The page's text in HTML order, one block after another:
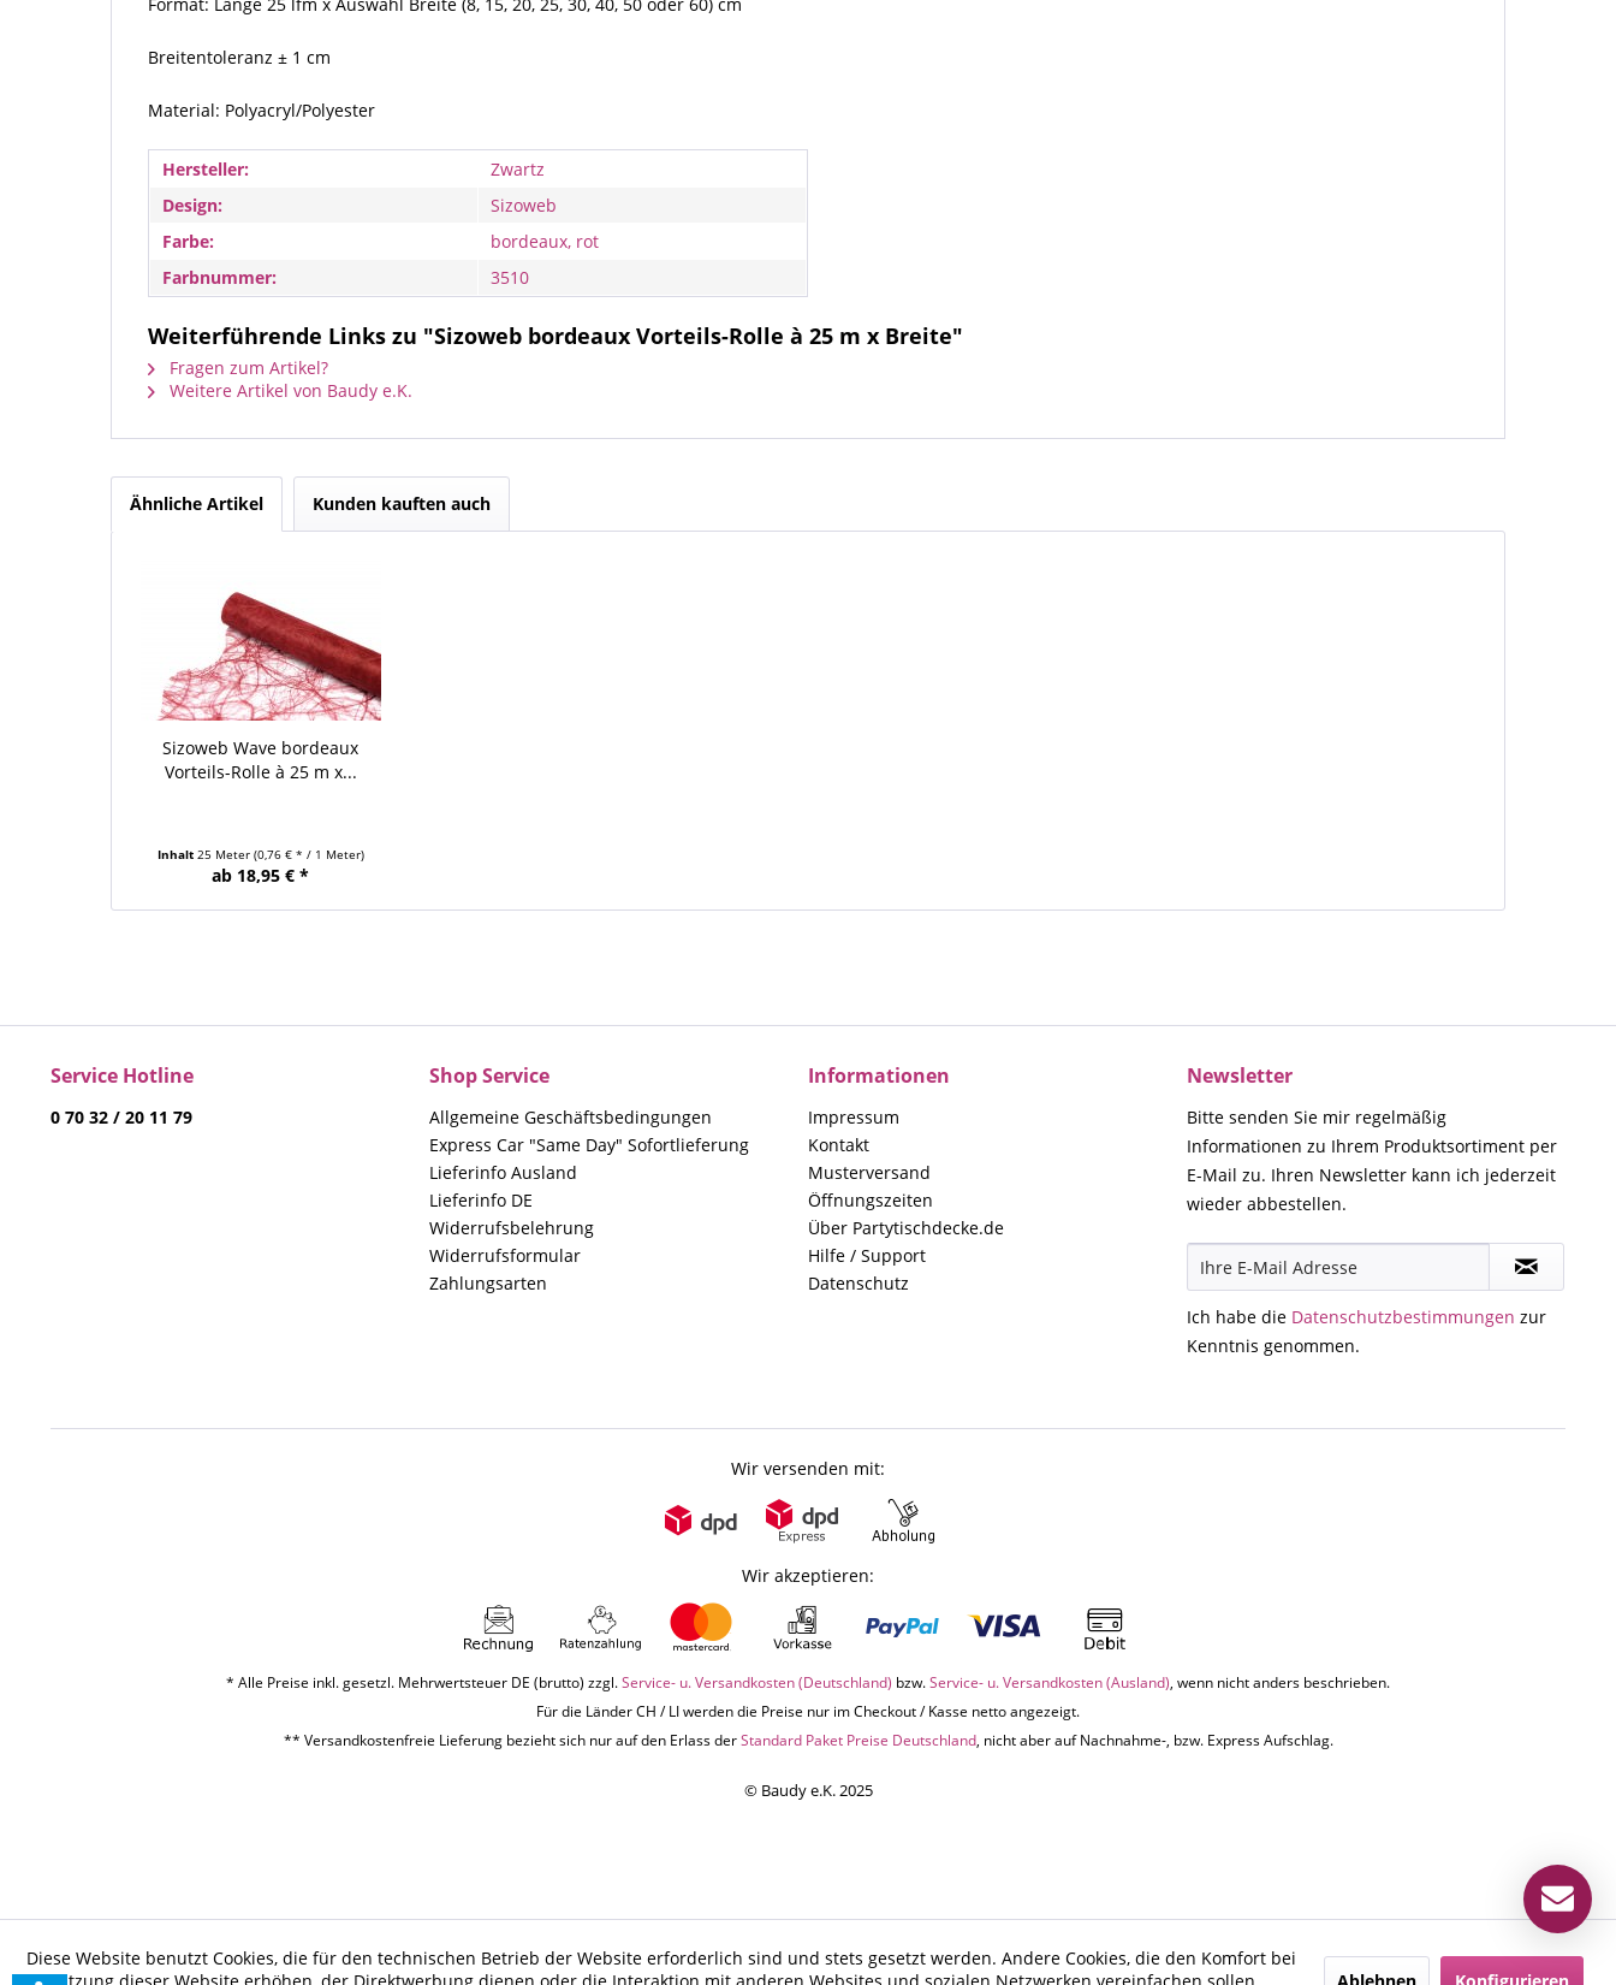
Breitentoleranz ± 1 cm
Material: Polyacryl/Polyester
Hersteller:
Zwartz
Design:
Sizoweb
Farbe:
bordeaux, rot
Farbnummer:
3510
Weiterführende Links zu "Sizoweb bordeaux Vorteils-Rolle à 25 m x Breite"
Fragen zum Artikel?
Weitere Artikel von Baudy e.K.
Ähnliche Artikel Kunden kauften auch
Sizoweb Wave bordeaux
Vorteils-Rolle à 25 m x...
Inhalt 25 Meter (0,76 € * / 1 Meter)
ab 18,95 € *
Service Hotline
0 70 32 / 20 11 79
Shop Service
Allgemeine Geschäftsbedingungen
Express Car "Same Day" Sofortlieferung
Lieferinfo Ausland
Lieferinfo DE
Widerrufsbelehrung
Widerrufsformular
Zahlungsarten
Informationen
Impressum
Kontakt
Musterversand
Öffnungszeiten
Über Partytischdecke.de
Hilfe / Support
Datenschutz
Newsletter
Bitte senden Sie mir regelmäßig
Informationen zu Ihrem Produktsortiment per
E-Mail zu. Ihren Newsletter kann ich jederzeit
wieder abbestellen.
Ich habe die Datenschutzbestimmungen zur
Kenntnis genommen.
Wir versenden mit:
Wir akzeptieren:
* Alle Preise inkl. gesetzl. Mehrwertsteuer DE (brutto) zzgl.Service- u. Versandkosten (Deutschland) bzw.Service- u. Versandkosten (Ausland), wenn nicht anders beschrieben.
Für die Länder CH / LI werden die Preise nur im Checkout / Kasse netto angezeigt.
** Versandkostenfreie Lieferung bezieht sich nur auf den Erlass derStandard Paket Preise Deutschland, nicht aber auf Nachnahme-, bzw. Express Aufschlag.
© Baudy e.K. 2025
Diese Website benutzt Cookies, die für den technischen Betrieb der Website erforderlich sind und stets gesetzt werden. Andere Cookies, die den Komfort bei
Ablehnen Konfigurieren